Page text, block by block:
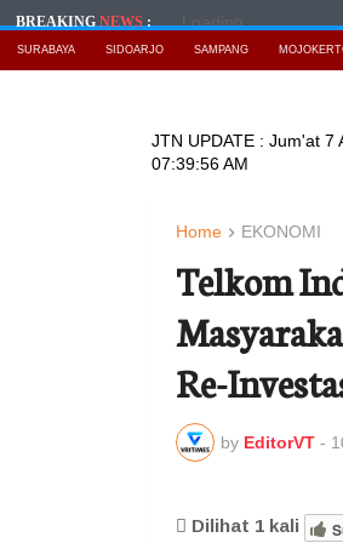
BREAKINGNEWS: Loading...
SURABAYA SIDOARJO SAMPANG
JTN UPDATE : Jum'at 7
07:39:58 AM
Home EKONOMI
Telkom
Re-
by EditorVT -
Dilihat 1 kali